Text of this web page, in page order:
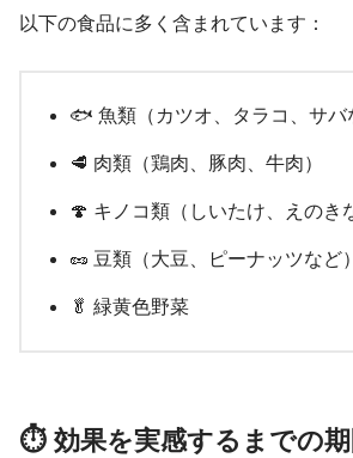
以下の食品に多く含まれています：
🐟 魚類（カツオ、タラコ、サバ
🥩 肉類（鶏肉、豚肉、牛肉）
🍄 キノコ類（しいたけ、えのき
🥜 豆類（大豆、ピーナッツなど）
🥬 緑黄色野菜
⏱️ 効果を実感するまでの期